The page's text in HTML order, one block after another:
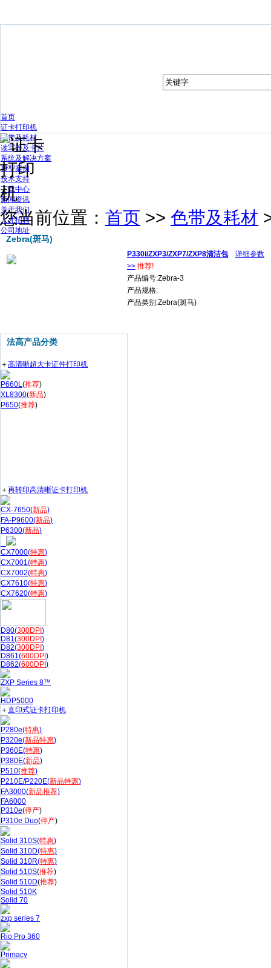
首页
证卡打印机
色带及耗材
读写器及卡片
系统及解决方案
典型案例
技术支持
下载中心
新闻资讯
关于我们
人才招聘
公司地址
您当前位置： 首页 >> 色带及耗材
Zebra(斑马)
P330i/ZXP3/ZXP7/ZXP8清洁包
详细参数
>> 推荐!
产品编号:Zebra-3
产品规格:
产品类别:Zebra(斑马)
法高产品分类
＋高清晰超大卡证件打印机
P660L(推荐)
XL8300(新品)
P650(推荐)
＋再转印高清晰证卡打印机
CX-7650(新品)
FA-P9600(新品)
P6300(新品)
CX7000(特惠)
CX7001(特惠)
CX7002(特惠)
CX7610(特惠)
CX7620(特惠)
D80(300DPI )
D81(300DPI )
D82(300DPI )
D861(600DPI )
D862(600DPI )
ZXP Series 8™
HDP5000
＋直印式证卡打印机
P280e(特惠)
P320e(新品特惠)
P360E(特惠)
P380E(新品)
P510(推荐)
P210E/P220E(新品特惠)
FA3000(新品推荐)
FA6000
P310e(停产)
P310e Duo(停产)
Solid 310S(特惠)
Solid 310D(特惠)
Solid 310R(特惠)
Solid 510S(推荐)
Solid 510D(推荐)
Solid 510K
Solid 70
zxp series 7
Rio Pro 360
Primacy